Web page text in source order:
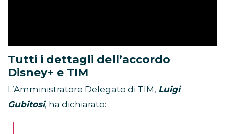
Tutti i dettagli dell’accordo
Disney+ e TIM
L’Amministratore Delegato di TIM, Luigi
Gubitosi, ha dichiarato: